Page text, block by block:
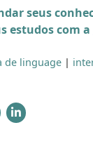
seus
estudos com a
de linguage |